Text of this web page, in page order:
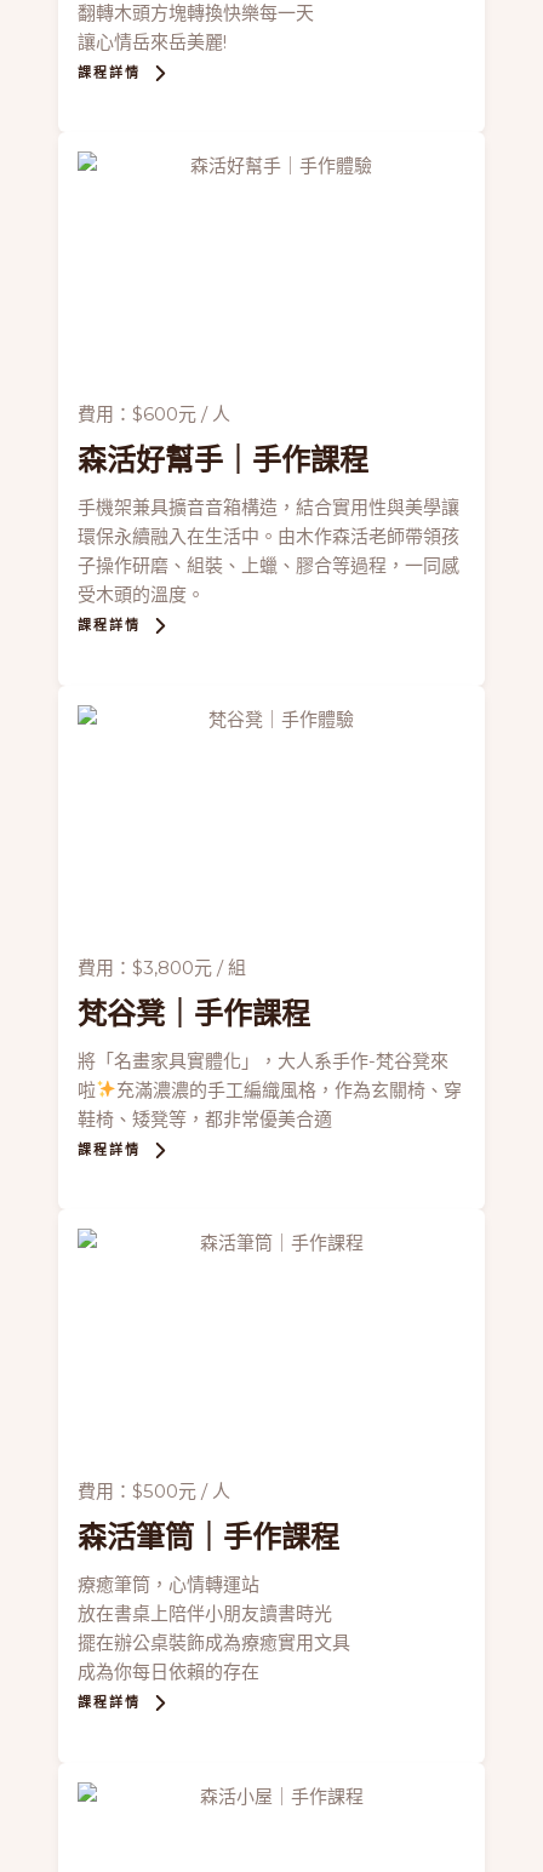
翻轉木頭方塊轉換快樂每一天
讓心情岳來岳美麗!
課程詳情
費用：$600元 / 人
森活好幫手 ｜手作課程
手機架兼具擴音音箱構造，結合實用性與美學讓
環保永續融入在生活中。由木作森活老師帶領孩
子操作研磨、組裝、上蠟、膠合等過程，一同感
受木頭的溫度。
課程詳情
費用：$3,800元 / 組
梵谷凳｜手作課程
將「名畫家具實體化」，大人系手作-梵谷凳來
啦
充滿濃濃的手工編織風格，作為玄關椅、穿
鞋椅、矮凳等，都非常優美合適
課程詳情
費用：$500元 / 人
森活筆筒 ｜手作課程
療癒筆筒，心情轉運站
放在書桌上陪伴小朋友讀書時光
擺在辦公桌裝飾成為療癒實用文具
成為你每日依賴的存在
課程詳情